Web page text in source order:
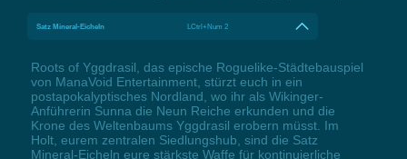
Satz Mineral-Eicheln LCtrl+Num 2
Roots of Yggdrasil, das epische Roguelike-Städtebauspiel
von ManaVoid Entertainment, stürzt euch in ein
postapokalyptisches Nordland, wo ihr als Wikinger-
Anführerin Sunna die Neun Reiche erkunden und die
Krone des Weltenbaums Yggdrasil erobern müsst. Im
Holt, eurem zentralen Siedlungshub, sind die Satz
Mineral-Eicheln eure stärkste Waffe für kontinuierliche